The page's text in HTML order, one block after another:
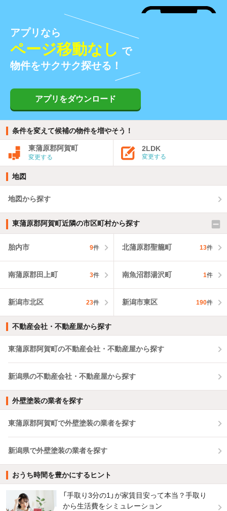
アプリなら
ページ移動なし で
物件をサクサク探せる！
アプリをダウンロード
条件を変えて候補の物件を増やそう！
東蒲原郡阿賀町
変更する
2LDK
変更する
地図
地図から探す
東蒲原郡阿賀町近隣の市区町村から探す
胎内市 9件 北蒲原郡聖籠町 13件
南蒲原郡田上町 3件 南魚沼郡湯沢町 1件
新潟市北区 23件 新潟市東区 190件
不動産会社・不動産屋から探す
東蒲原郡阿賀町の不動産会社・不動産屋から探す
新潟県の不動産会社・不動産屋から探す
外壁塗装の業者を探す
東蒲原郡阿賀町で外壁塗装の業者を探す
新潟県で外壁塗装の業者を探す
おうち時間を豊かにするヒント
「手取り3分の1」が家賃目安って本当？手取り
から生活費をシミュレーション